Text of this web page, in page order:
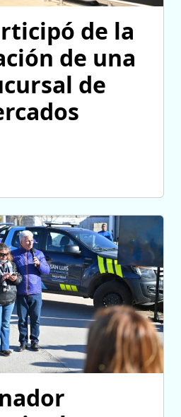
de la
de una
de